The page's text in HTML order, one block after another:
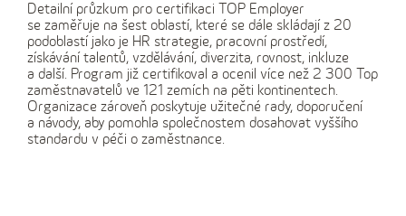
Detailní průzkum pro certifikaci TOP Employer
se zaměřuje na šest oblastí, které se dále skládají z 20
podoblastí jako je HR strategie, pracovní prostředí,
získávání talentů, vzdělávání, diverzita, rovnost, inkluze
a další. Program již certifikoval a ocenil více než 2 300 Top
zaměstnavatelů ve 121 zemích na pěti kontinentech.
Organizace zároveň poskytuje užitečné rady, doporučení
a návody, aby pomohla společnostem dosahovat vyššího
standardu v péči o zaměstnance.